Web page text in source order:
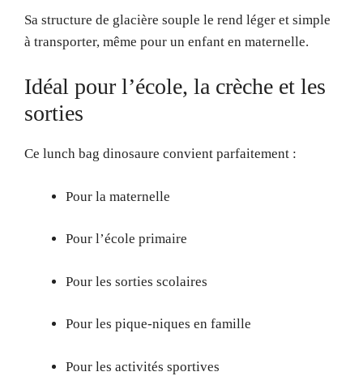
Sa structure de glacière souple le rend léger et simple
à transporter, même pour un enfant en maternelle.
Idéal pour l’école, la crèche et les
sorties
Ce lunch bag dinosaure convient parfaitement :
Pour la maternelle
Pour l’école primaire
Pour les sorties scolaires
Pour les pique-niques en famille
Pour les activités sportives